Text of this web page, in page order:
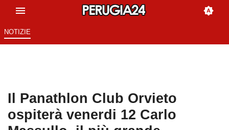
NOTIZIE
Il Panathlon Club Orvieto
ospiterà venerdi 12 Carlo